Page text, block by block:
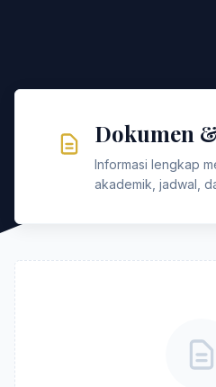
Dokumen
Informasi lengkap
akademik, jadwal,